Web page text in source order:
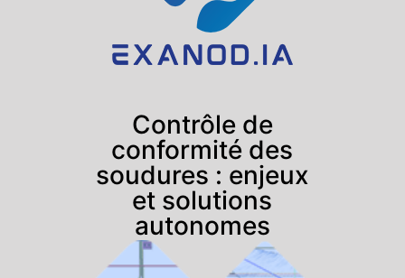
Contrôle de
conformité des
soudures : enjeux
et solutions
autonomes